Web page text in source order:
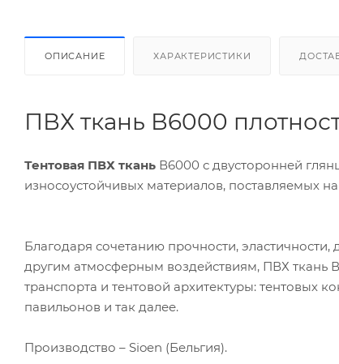
ОПИСАНИЕ ХАРАКТЕРИСТИКИ
ПВХ ткань В6000
Тентовая ПВХ ткань В6000 с двусторонней
износоустойчивых материалов, поставляемых
Благодаря сочетанию прочности,
другим атмосферным воздействиям, ПВХ ткань
транспорта и тентовой архитектуры: тентовых
павильонов и так далее.
Производство – Sioen (Бельгия).